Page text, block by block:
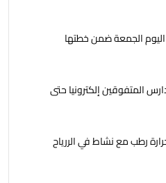
تفتتح 17 مسجدًا اليوم الجمعة ضمن خطتها
المتفوقين إلكترونيا حتى
رطب مع نشاط في الررياح